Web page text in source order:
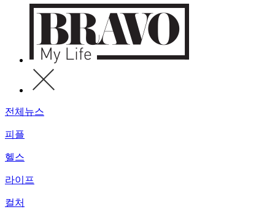
전체뉴스
피플
헬스
라이프
컬처